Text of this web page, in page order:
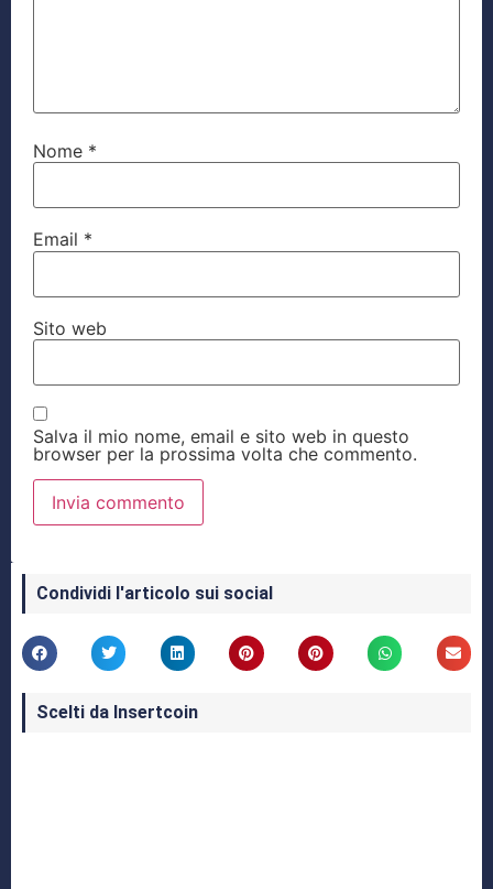
Nome *
Email *
Sito web
Salva il mio nome, email e sito web in questo
browser per la prossima volta che commento.
Condividi l'articolo sui social
Scelti da Insertcoin